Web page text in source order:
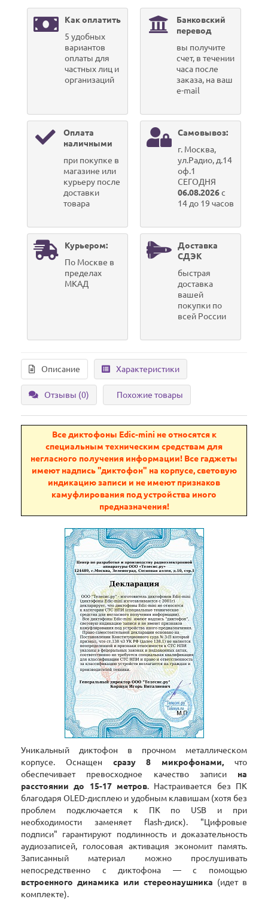
Как оплатить
5 удобных
вариантов
оплаты для
частных лиц и
организаций
Банковский
перевод
вы получите
счет, в течении
часа после
заказа, на ваш
e-mail
Оплата
наличными
при покупке в
магазине или
курьеру после
доставки
товара
Самовывоз:
г. Москва,
ул.Радио, д.14
оф.1
СЕГОДНЯ
06.08.2026с
14 до 19 часов
Курьером:
По Москве в
пределах
МКАД
Доставка
СДЭК
быстрая
доставка
вашей
покупки по
всей России
Описание Характеристики
Отзывы (0) Похожие товары
Все диктофоны Edic-mini не относятся к
специальным техническим средствам для
негласного получения информации! Все гаджеты
имеют надпись "диктофон" на корпусе, световую
индикацию записи и не имеют признаков
камуфлирования под устройства иного
предназначения!
Уникальный диктофон в прочном металлическом
корпусе. Оснащен сразу 8 микрофонами,что
обеспечивает превосходное качество записи на
расстоянии до 15-17 метров. Настраивается без ПК
благодаря ОLED-дисплею и удобным клавишам (хотя без
проблем подключается к ПК по USB и при
необходимости заменяет flash-диск). "Цифровые
подписи" гарантируют подлинность и доказательность
аудиозаписей, голосовая активация экономит память.
Записанный материал можно прослушивать
непосредственно с диктофона — с помощью
встроенного динамика или стереонаушника (идет в
комплекте).